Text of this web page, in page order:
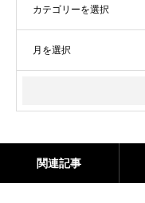
関連記事